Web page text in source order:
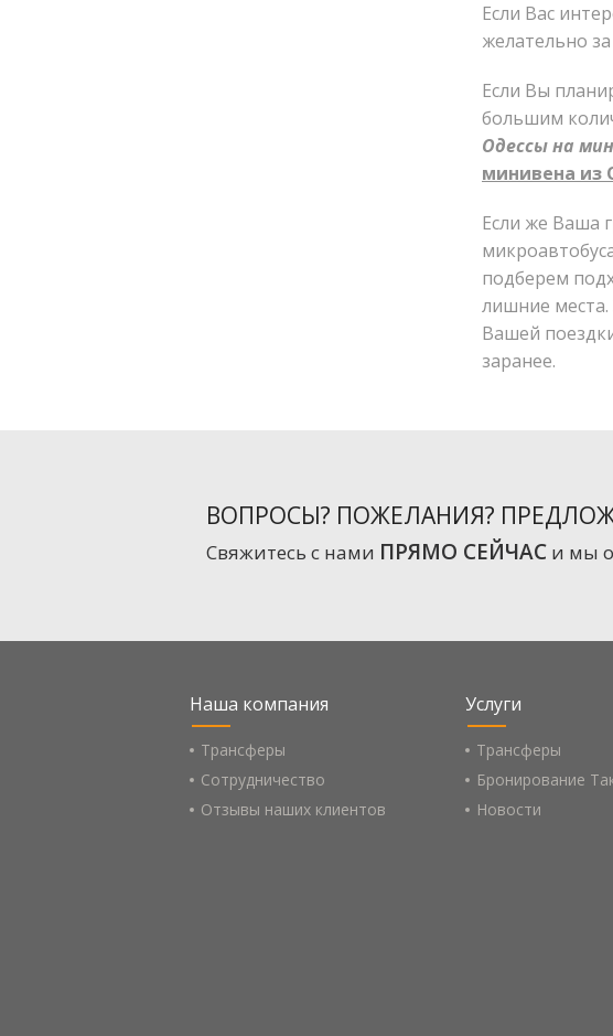
Если Вас
желательно
Если Вы
большим
Одессы на
минивена из
Если же Ваша
подберем
лишние
Вашей
заранее.
ВОПРОСЫ? ПОЖЕЛАНИЯ?
Свяжитесь с нами ПРЯМО СЕЙЧАС и мы
Наша компания
Трансферы
Сотрудничество
Отзывы наших клиентов
Услуги
Трансферы
Бронирование
Новости